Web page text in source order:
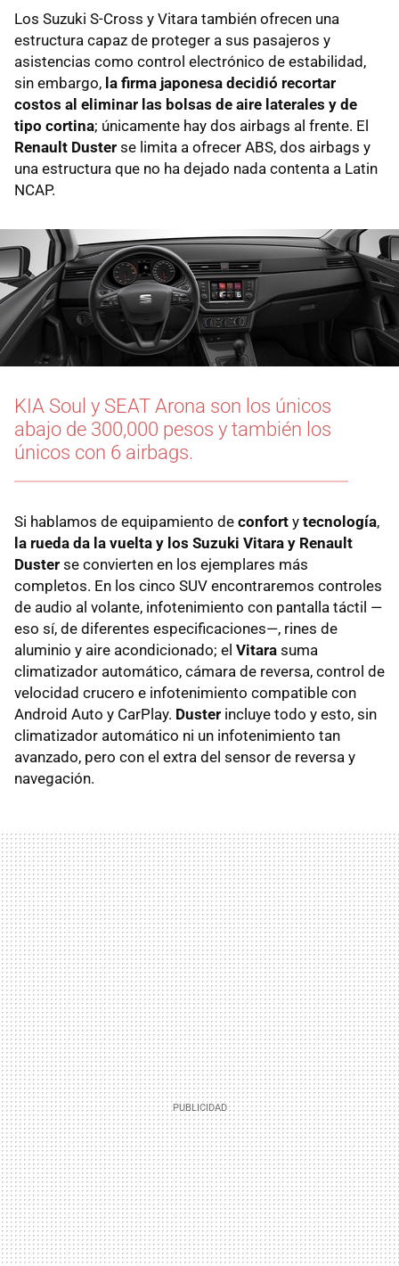
Los Suzuki S-Cross y Vitara también ofrecen una
estructura capaz de proteger a sus pasajeros y
asistencias como control electrónico de estabilidad,
sin embargo, la firma japonesa decidió recortar
costos al eliminar las bolsas de aire laterales y de
tipo cortina; únicamente hay dos airbags al frente. El
Renault Duster se limita a ofrecer ABS, dos airbags y
una estructura que no ha dejado nada contenta a Latin
NCAP.
KIA Soul y SEAT Arona son los únicos
abajo de 300,000 pesos y también los
únicos con 6 airbags.
Si hablamos de equipamiento de confort y tecnología,
la rueda da la vuelta y los Suzuki Vitara y Renault
Duster se convierten en los ejemplares más
completos. En los cinco SUV encontraremos controles
de audio al volante, infotenimiento con pantalla táctil —
eso sí, de diferentes especificaciones—, rines de
aluminio y aire acondicionado; el Vitara suma
climatizador automático, cámara de reversa, control de
velocidad crucero e infotenimiento compatible con
Android Auto y CarPlay. Duster incluye todo y esto, sin
climatizador automático ni un infotenimiento tan
avanzado, pero con el extra del sensor de reversa y
navegación.